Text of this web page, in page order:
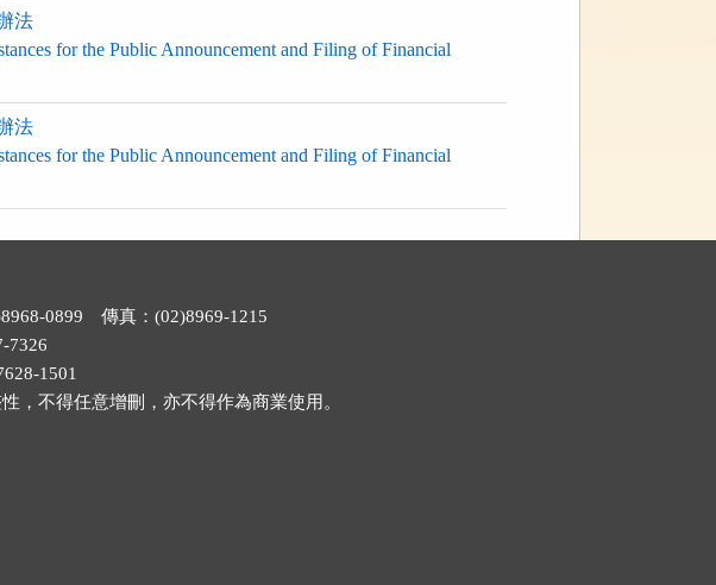
法
for the Public Announcement and Filing of Financial
法
for the Public Announcement and Filing of Financial
0899 傳真：(02)8969-1215
7326
1501
，不得任意增刪，亦不得作為商業使用。